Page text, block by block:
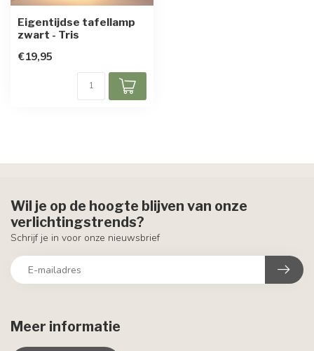
Eigentijdse tafellamp
zwart - Tris
€19,95
Meer informatie
Wil je op de hoogte blijven van onze
verlichtingstrends?
Schrijf je in voor onze nieuwsbrief